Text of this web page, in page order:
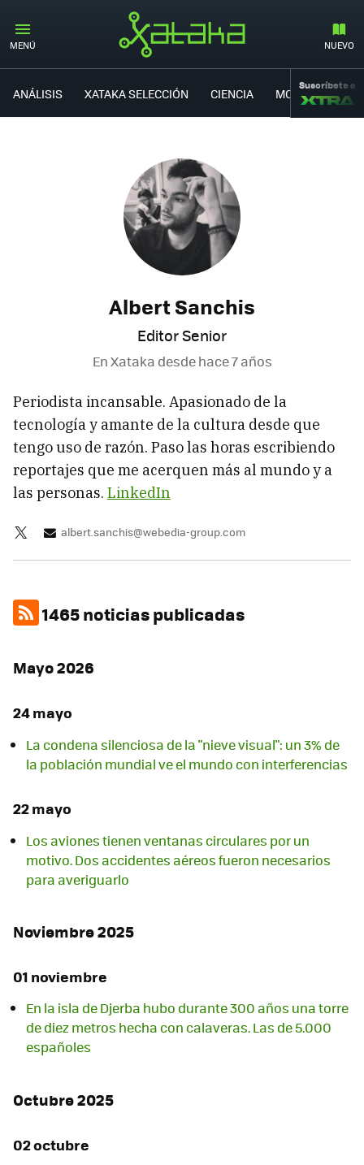
MENÚ NUEVO
ANÁLISIS XATAKA SELECCIÓN CIENCIA MOVILIDAD
Suscríbete a
Albert Sanchis
Editor Senior
En Xataka desdehace 7 años
Periodista incansable. Apasionado de la
tecnología y amante de la cultura desde que
tengo uso de razón. Paso las horas escribiendo
reportajes que me acerquen más al mundo y a
las personas. LinkedIn
albert.sanchis@webedia-group.com
1465 noticias publicadas
Mayo 2026
24 mayo
La condena silenciosa de la "nieve visual": un 3% de
la población mundial ve el mundo con interferencias
22 mayo
Los aviones tienen ventanas circulares por un
motivo. Dos accidentes aéreos fueron necesarios
para averiguarlo
Noviembre 2025
01 noviembre
En la isla de Djerba hubo durante 300 años una torre
de diez metros hecha con calaveras. Las de 5.000
españoles
Octubre 2025
02 octubre